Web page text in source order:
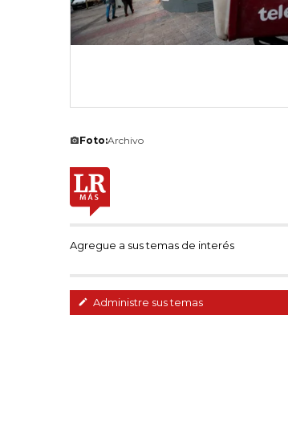
Foto:Archivo
Agregue a sus temas de interés
Administre sus temas